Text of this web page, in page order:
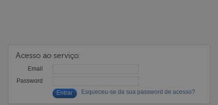
Acesso ao serviço:
Email
Password
Esqueceu-se da sua password de acesso?